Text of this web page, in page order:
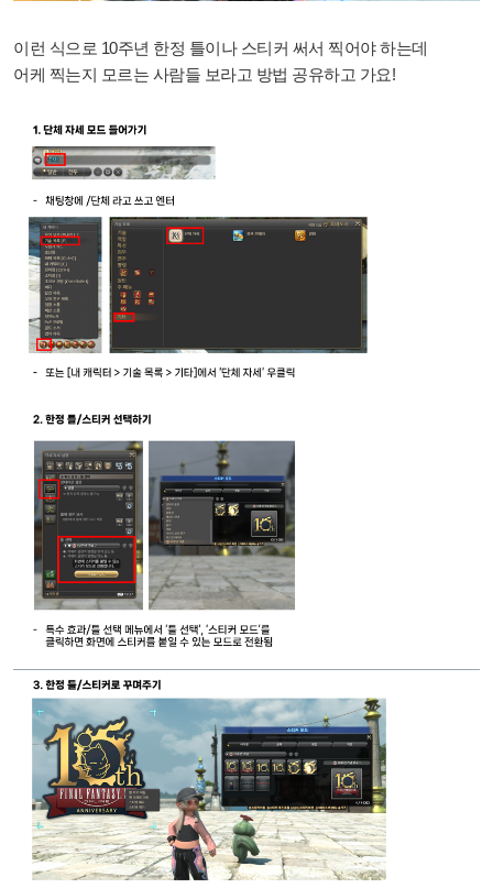
이런 식으로 10주년 한정 틀이나 스티커 써서 찍어야 하는데
어케 찍는지 모르는 사람들 보라고 방법 공유하고 가요!